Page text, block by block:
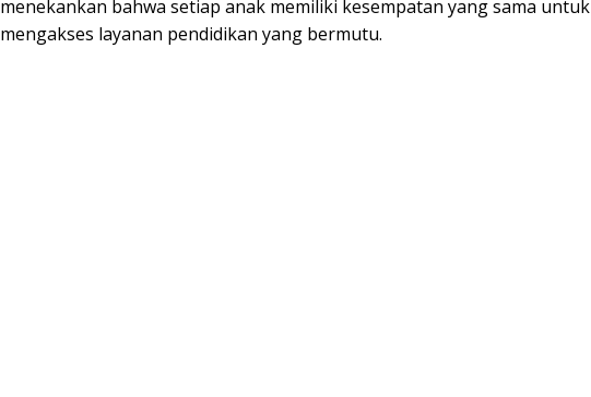
menekankan bahwa setiap anak memiliki kesempatan yang sama untuk
mengakses layanan pendidikan yang bermutu.